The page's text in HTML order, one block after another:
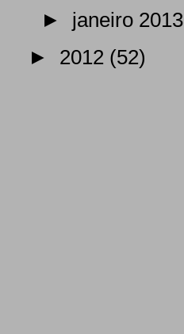
► janeiro 2013
► 2012 (52)